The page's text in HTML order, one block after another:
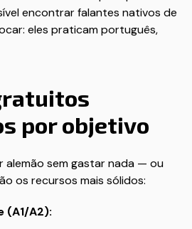
encontrar falantes nativos de
eles praticam português,
por objetivo
alemão sem gastar nada — ou
os recursos mais sólidos:
(A1/A2):